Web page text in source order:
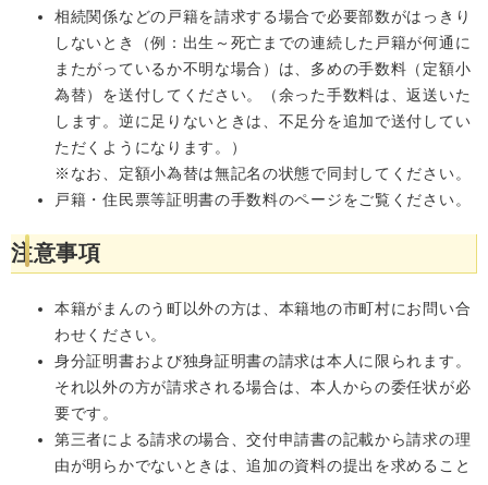
相続関係などの戸籍を請求する場合で必要部数がはっきり
しないとき（例：出生～死亡までの連続した戸籍が何通に
またがっているか不明な場合）は、多めの手数料（定額小
為替）を送付してください。（余った手数料は、返送いた
します。逆に足りないときは、不足分を追加で送付してい
ただくようになります。）
※なお、定額小為替は無記名の状態で同封してください。
戸籍・住民票等証明書の手数料のページをご覧ください。
注意事項
本籍がまんのう町以外の方は、本籍地の市町村にお問い合
わせください。
身分証明書および独身証明書の請求は本人に限られます。
それ以外の方が請求される場合は、本人からの委任状が必
要です。
第三者による請求の場合、交付申請書の記載から請求の理
由が明らかでないときは、追加の資料の提出を求めること